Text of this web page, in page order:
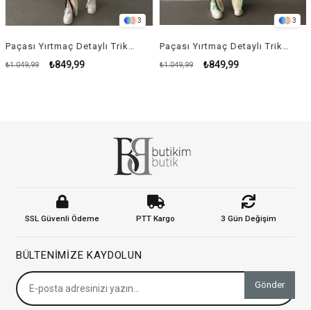
3
Paçası Yırtmaç Detaylı Triko Takım - KREM RENK
₺849,99
3
Paçası Yırtmaç Detaylı Triko Takım - YEŞİL
₺849,99
₺1.049,99
SSL Güvenli Ödeme PTT Kargo 3 Gün Değişim
BÜLTENIMIZE KAYDOLUN
Gönder